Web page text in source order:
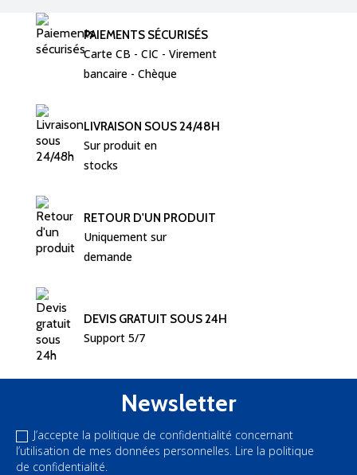
PAIEMENTS SÉCURISÉS
Carte CB - CIC - Virement
bancaire - Chèque
LIVRAISON SOUS 24/48H
Sur produit en
stocks
RETOUR D'UN PRODUIT
Uniquement sur
demande
DEVIS GRATUIT SOUS 24H
Support 5/7
Newsletter
J’accepte la politique de confidentialité concernant
l’utilisation de mes données personnelles. Lire la politique
de confidentialité.